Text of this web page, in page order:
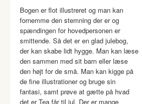
Bogen er flot illustreret og man kan
fornemme den stemning der er og
spændingen for hovedpersonen er
smittende. Så det er en glad julebog,
der kan skabe lidt hygge. Man kan læse
den sammen med sit barn eller læse
den højt for de små. Man kan kigge på
de fine illustrationer og bruge sin
fantasi, samt prøve at gætte på hvad
det er Tea får til jul. Der er mange